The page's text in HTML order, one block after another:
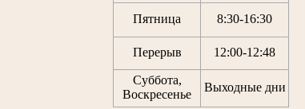
Пятница 8:30-16:30
Перерыв 12:00-12:48
Суббота,
Воскресенье
Выходные дни